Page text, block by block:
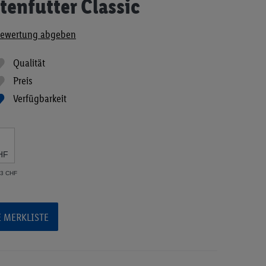
Classic
abgeben
Qualität
Preis
Verfügbarkeit
CHF